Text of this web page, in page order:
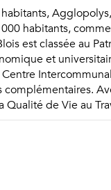
habitants,
est classée au
et
Qualité de Vie au